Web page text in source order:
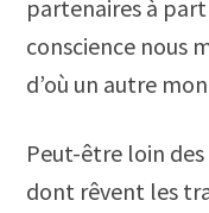
partenaires à
conscience nous
d’où un autre
Peut-être loin
dont rêvent les